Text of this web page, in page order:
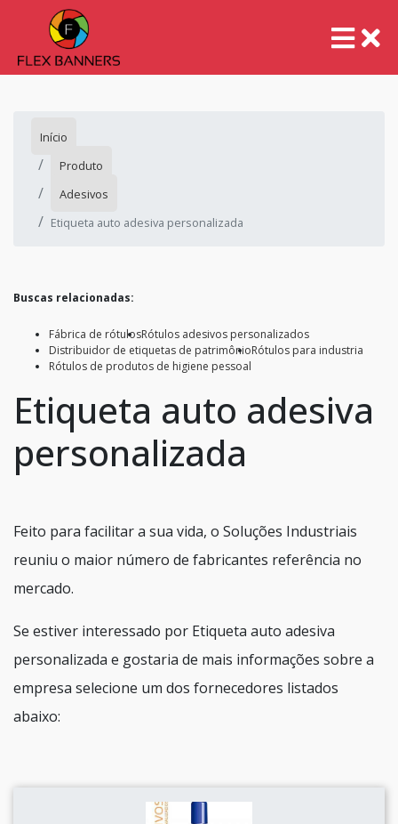
Início
Produto
Adesivos
Etiqueta auto adesiva personalizada
Buscas relacionadas:
Fábrica de rótulosRótulos adesivos personalizados
Distribuidor de etiquetas de patrimônioRótulos para industria
Rótulos de produtos de higiene pessoal
Etiqueta auto adesiva
personalizada
Feito para facilitar a sua vida, o Soluções Industriais
reuniu o maior número de fabricantes referência no
mercado.
Se estiver interessado por Etiqueta auto adesiva
personalizada e gostaria de mais informações sobre a
empresa selecione um dos fornecedores listados
abaixo: